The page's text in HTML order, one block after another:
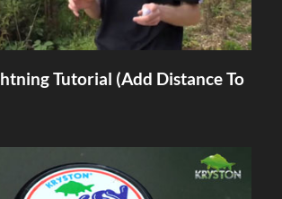
Tutorial (Add Distance To